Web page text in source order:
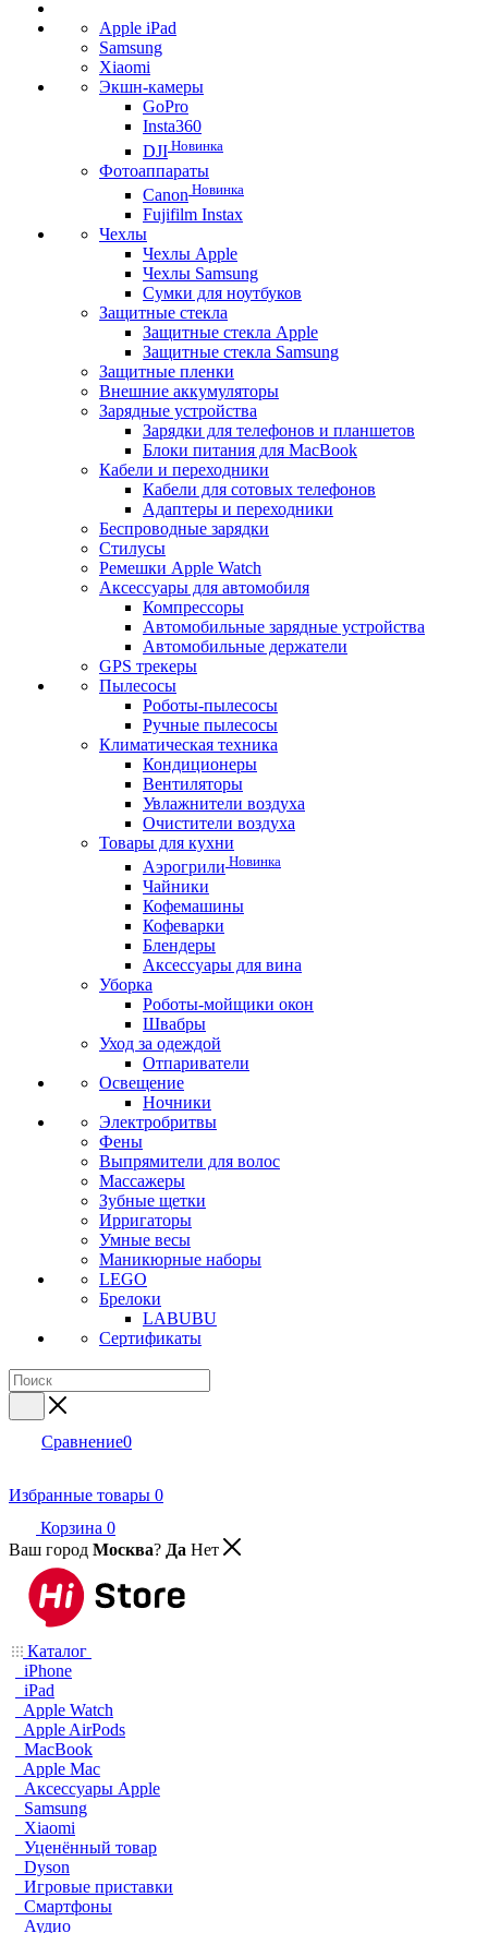
Apple iPad
Samsung
Xiaomi
Экшн-камеры
GoPro
Insta360
DJI Новинка
Фотоаппараты
Canon Новинка
Fujifilm Instax
Чехлы
Чехлы Apple
Чехлы Samsung
Сумки для ноутбуков
Защитные стекла
Защитные стекла Apple
Защитные стекла Samsung
Защитные пленки
Внешние аккумуляторы
Зарядные устройства
Зарядки для телефонов и планшетов
Блоки питания для MacBook
Кабели и переходники
Кабели для сотовых телефонов
Адаптеры и переходники
Беспроводные зарядки
Стилусы
Ремешки Apple Watch
Аксессуары для автомобиля
Компрессоры
Автомобильные зарядные устройства
Автомобильные держатели
GPS трекеры
Пылесосы
Роботы-пылесосы
Ручные пылесосы
Климатическая техника
Кондиционеры
Вентиляторы
Увлажнители воздуха
Очистители воздуха
Товары для кухни
Аэрогрили Новинка
Чайники
Кофемашины
Кофеварки
Блендеры
Аксессуары для вина
Уборка
Роботы-мойщики окон
Швабры
Уход за одеждой
Отпариватели
Освещение
Ночники
Электробритвы
Фены
Выпрямители для волос
Массажеры
Зубные щетки
Ирригаторы
Умные весы
Маникюрные наборы
LEGO
Брелоки
LABUBU
Сертификаты
Сравнение0
Избранные товары 0
Корзина 0
Ваш город Москва? Да Нет
Каталог
iPhone
iPad
Apple Watch
Apple AirPods
MacBook
Apple Mac
Аксессуары Apple
Samsung
Xiaomi
Уценённый товар
Dyson
Игровые приставки
Смартфоны
Аудио